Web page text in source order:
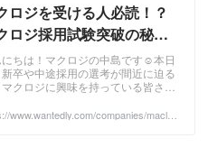
ロジを受ける人必読！？
ロジ採用試験突破の秘訣
公開✨ | 応募対策
にちは！マクロジの中島です☺本日
卒や中途採用の選考が間近に迫る
クロジに興味を持っている皆さん
年9月に更新した内容です！
www.wantedly.com/companies/maclog